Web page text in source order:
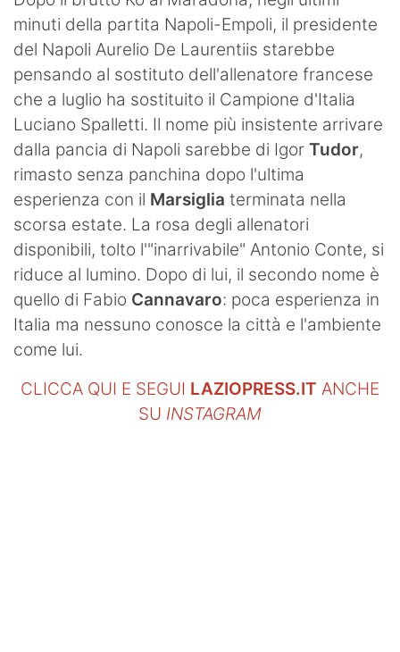
SHOP LAZIO
Contatti
minuti della partita Napoli-Empoli, il presidente
del Napoli Aurelio De Laurentiis starebbe
pensando al sostituto dell'allenatore francese
che a luglio ha sostituito il Campione d'Italia
Luciano Spalletti. Il nome più insistente arrivare
dalla pancia di Napoli sarebbe di Igor Tudor,
rimasto senza panchina dopo l'ultima
esperienza con il Marsiglia terminata nella
scorsa estate. La rosa degli allenatori
disponibili, tolto l'"inarrivabile" Antonio Conte, si
riduce al lumino. Dopo di lui, il secondo nome è
quello di Fabio Cannavaro: poca esperienza in
Italia ma nessuno conosce la città e l'ambiente
come lui.
CLICCA QUI E SEGUI LAZIOPRESS.IT ANCHE
SU INSTAGRAM